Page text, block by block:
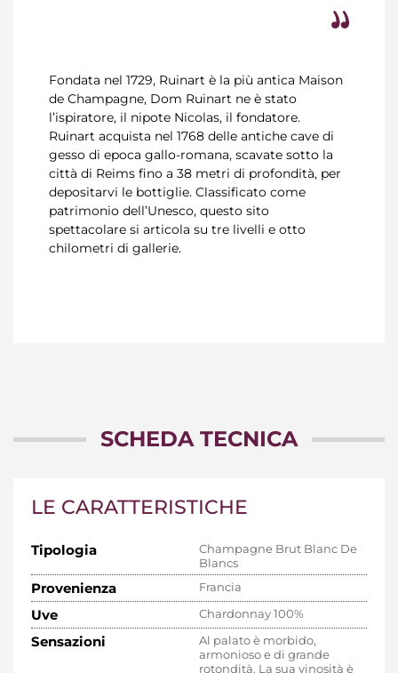
Fondata nel 1729, Ruinart è la più antica Maison
de Champagne, Dom Ruinart ne è stato
l’ispiratore, il nipote Nicolas, il fondatore.
Ruinart acquista nel 1768 delle antiche cave di
gesso di epoca gallo-romana, scavate sotto la
città di Reims fino a 38 metri di profondità, per
depositarvi le bottiglie. Classificato come
patrimonio dell’Unesco, questo sito
spettacolare si articola su tre livelli e otto
chilometri di gallerie.
SCHEDA TECNICA
LE CARATTERISTICHE
Tipologia
Champagne Brut Blanc De
Blancs
Provenienza Francia
Uve Chardonnay 100%
Sensazioni
Al palato è morbido,
armonioso e di grande
rotondità. La sua vinosità è